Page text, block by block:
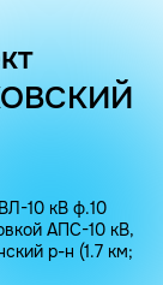
10 кВ ф.10
АПС-10 кВ,
р-н (1.7 км;